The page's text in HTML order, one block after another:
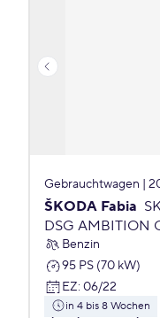
Gebrauchtwagen |
ŠKODA Fabia
DSG AMBITION
Benzin
95 PS (70 kW)
EZ: 06/22
in 4 bis 8 Wochen